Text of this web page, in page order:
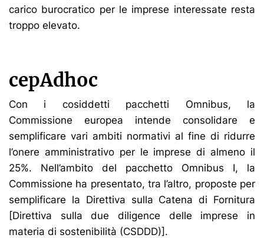
carico burocratico per le imprese interessate resta
troppo elevato.
cepAdhoc
Con i cosiddetti pacchetti Omnibus, la
Commissione europea intende consolidare e
semplificare vari ambiti normativi al fine di ridurre
l’onere amministrativo per le imprese di almeno il
25%. Nell’ambito del pacchetto Omnibus I, la
Commissione ha presentato, tra l’altro, proposte per
semplificare la Direttiva sulla Catena di Fornitura
[Direttiva sulla due diligence delle imprese in
materia di sostenibilità (CSDDD)].